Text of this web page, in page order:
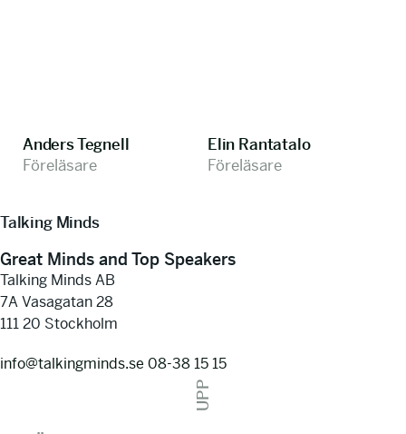
Anders Tegnell
Föreläsare
Elin Rantatalo
Föreläsare
Talking Minds
Great Minds and Top Speakers
Talking Minds AB
7A Vasagatan 28
111 20 Stockholm
info@talkingminds.se 08-38 15 15
UPP